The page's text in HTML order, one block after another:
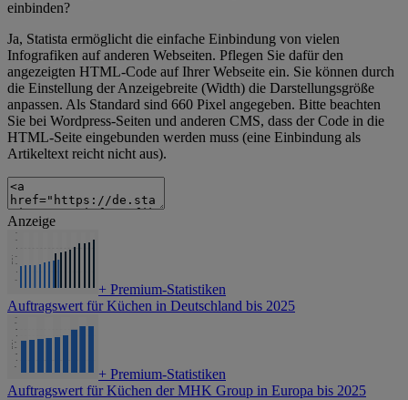
einbinden?
Ja, Statista ermöglicht die einfache Einbindung von vielen
Infografiken auf anderen Webseiten. Pflegen Sie dafür den
angezeigten HTML-Code auf Ihrer Webseite ein. Sie können durch
die Einstellung der Anzeigebreite (Width) die Darstellungsgröße
anpassen. Als Standard sind 660 Pixel angegeben. Bitte beachten
Sie bei Wordpress-Seiten und anderen CMS, dass der Code in die
HTML-Seite eingebunden werden muss (eine Einbindung als
Artikeltext reicht nicht aus).
Anzeige
+ Premium-Statistiken
Auftragswert für Küchen in Deutschland bis 2025
+ Premium-Statistiken
Auftragswert für Küchen der MHK Group in Europa bis 2025